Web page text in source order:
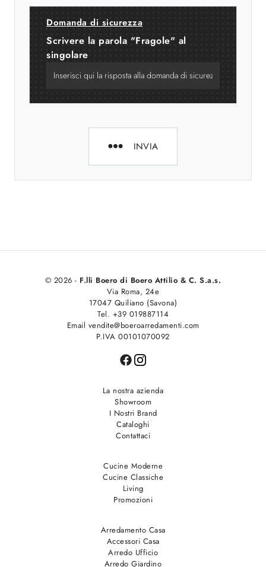
Domanda di sicurezza
Scrivere la parola "Fragole" al
singolare
INVIA
© 2026 - F.lli Boero di Boero Attilio & C. S.a.s.
Via Roma, 24e
17047 Quiliano (Savona)
Tel. +39 019887114
Email vendite@boeroarredamenti.com
P.IVA 00101070092
La nostra azienda
Showroom
I Nostri Brand
Cataloghi
Contattaci
Cucine Moderne
Cucine Classiche
Living
Promozioni
Arredamento Casa
Accessori Casa
Arredo Ufficio
Arredo Giardino